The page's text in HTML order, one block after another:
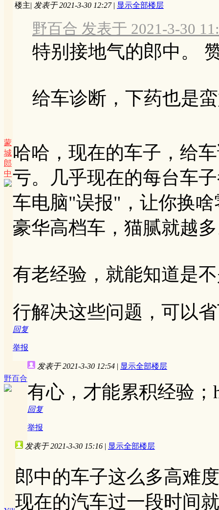
蒙
城
郎
中
楼主| 发表于 2021-3-30 12:27 | 显示全部楼层
野百合 发表于 2021-3-30
特别接地气的郎中。
给车诊断，下药也是
哈哈，现在的车子，给
亏。几乎现在的每台车
车电脑"误报"，让你换
豪华高档车，猫腻就越
有老经验，就能知道是
行解决这些问题，可以
回复
举报
野百合
发表于 2021-3-30 12:54 | 显示全部楼层
有心，才能累积经验；
回复
举报
发表于 2021-3-30 15:16 | 显示全部楼层
郎中的车子这么多高难
现在的汽车过一段时间